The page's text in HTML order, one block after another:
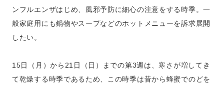
ンフルエンザはじめ、風邪予防に細心の注意をする時季。一
般家庭用にも鍋物やスープなどのホットメニューを訴求展開
したい。
15日（月）から21日（日）までの第3週は、寒さが増してき
て乾燥する時季であるため、この時季は昔から蜂蜜でのどを